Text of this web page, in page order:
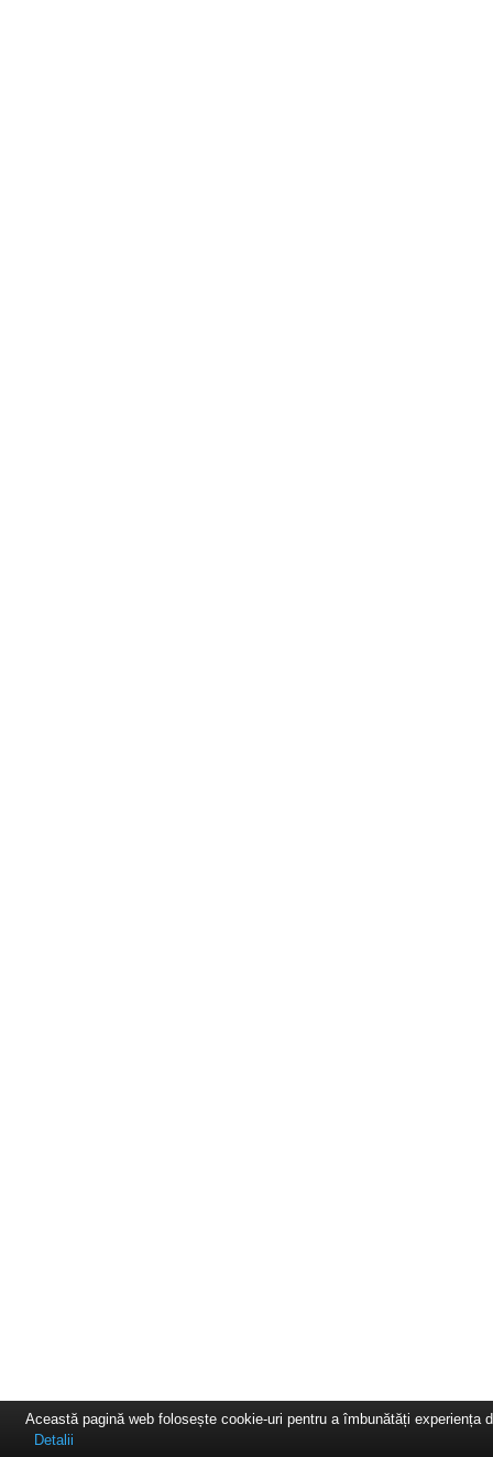
Această pagină web folosește cookie-uri pentru a îmbunătăți experiența
Detalii